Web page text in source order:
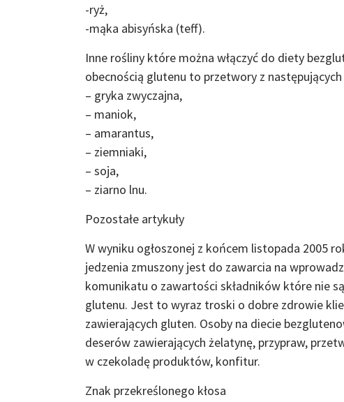
-ryż,
-mąka abisyńska (teff).
Inne rośliny które można włączyć do diety
obecnością glutenu to przetwory z
– gryka zwyczajna,
– maniok,
– amarantus,
– ziemniaki,
– soja,
– ziarno lnu.
Pozostałe artykuły
W wyniku ogłoszonej z końcem listopada 2005
jedzenia zmuszony jest do zawarcia na
komunikatu o zawartości składników które nie
glutenu. Jest to wyraz troski o dobre zdrowie
zawierających gluten. Osoby na diecie
deserów zawierających żelatynę, przypraw,
w czekoladę produktów, konfitur.
Znak przekreślonego kłosa